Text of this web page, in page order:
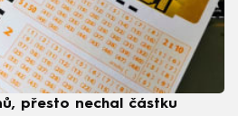
přesto nechal částku